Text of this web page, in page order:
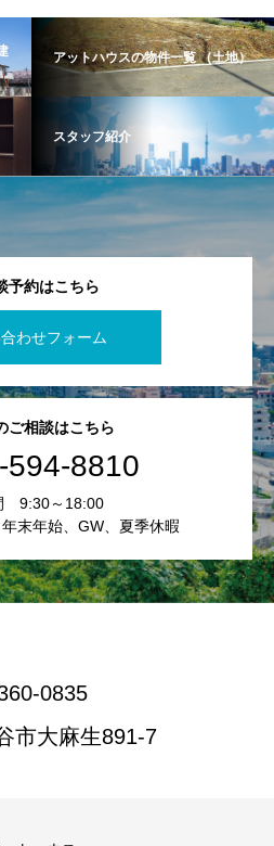
アットハウスの物件一覧 （土地）
スタッフ紹介
予約はこちら
わせフォーム
ご相談はこちら
594-8810
9:30～18:00
末年始、GW、夏季休暇
0835
市大麻生891-7